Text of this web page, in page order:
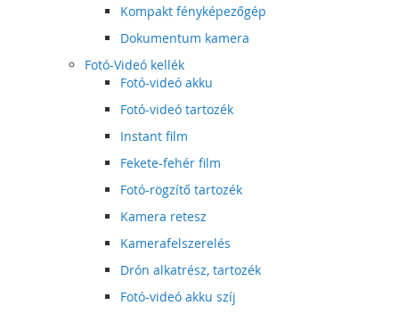
Kompakt fényképezőgép
Dokumentum kamera
Fotó-Videó kellék
Fotó-videó akku
Fotó-videó tartozék
Instant film
Fekete-fehér film
Fotó-rögzítő tartozék
Kamera retesz
Kamerafelszerelés
Drón alkatrész, tartozék
Fotó-videó akku szíj